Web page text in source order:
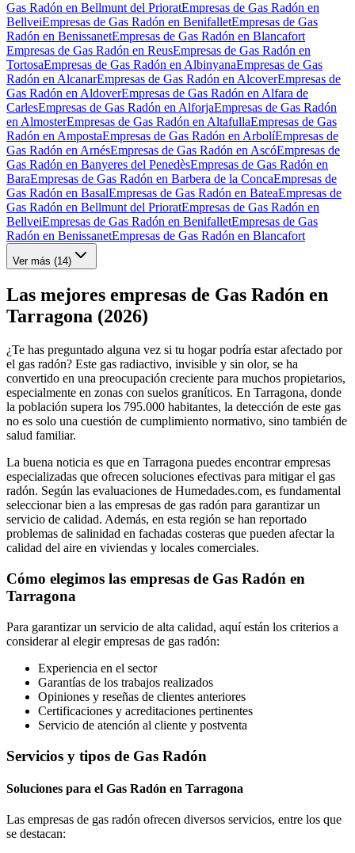
Gas Radón en Bellmunt del PrioratEmpresas de Gas Radón en
BellveiEmpresas de Gas Radón en BenifalletEmpresas de Gas
Radón en BenissanetEmpresas de Gas Radón en Blancafort
Empresas de Gas Radón en ReusEmpresas de Gas Radón en
TortosaEmpresas de Gas Radón en AlbinyanaEmpresas de Gas
Radón en AlcanarEmpresas de Gas Radón en AlcoverEmpresas de
Gas Radón en AldoverEmpresas de Gas Radón en Alfara de
CarlesEmpresas de Gas Radón en AlforjaEmpresas de Gas Radón
en AlmosterEmpresas de Gas Radón en AltafullaEmpresas de Gas
Radón en AmpostaEmpresas de Gas Radón en ArbolíEmpresas de
Gas Radón en ArnésEmpresas de Gas Radón en AscóEmpresas de
Gas Radón en Banyeres del PenedèsEmpresas de Gas Radón en
BaraEmpresas de Gas Radón en Barbera de la ConcaEmpresas de
Gas Radón en BasalEmpresas de Gas Radón en BateaEmpresas de
Gas Radón en Bellmunt del PrioratEmpresas de Gas Radón en
BellveiEmpresas de Gas Radón en BenifalletEmpresas de Gas
Radón en BenissanetEmpresas de Gas Radón en Blancafort
Ver más (14)
Las mejores empresas de Gas Radón en
Tarragona (2026)
¿Te has preguntado alguna vez si tu hogar podría estar afectado por
el gas radón? Este gas radiactivo, invisible y sin olor, se ha
convertido en una preocupación creciente para muchos propietarios,
especialmente en zonas con suelos graníticos. En Tarragona, donde
la población supera los 795.000 habitantes, la detección de este gas
no es solo una cuestión de cumplimiento normativo, sino también de
salud familiar.
La buena noticia es que en Tarragona puedes encontrar empresas
especializadas que ofrecen soluciones efectivas para mitigar el gas
radón. Según las evaluaciones de Humedades.com, es fundamental
seleccionar bien a las empresas de gas radón para garantizar un
servicio de calidad. Además, en esta región se han reportado
problemas de salinidad en fachadas costeras que pueden afectar la
calidad del aire en viviendas y locales comerciales.
Cómo elegimos las empresas de Gas Radón en
Tarragona
Para garantizar un servicio de alta calidad, aquí están los criterios a
considerar al elegir empresas de gas radón:
Experiencia en el sector
Garantías de los trabajos realizados
Opiniones y reseñas de clientes anteriores
Certificaciones y acreditaciones pertinentes
Servicio de atención al cliente y postventa
Servicios y tipos de Gas Radón
Soluciones para el Gas Radón en Tarragona
Las empresas de gas radón ofrecen diversos servicios, entre los que
se destacan: